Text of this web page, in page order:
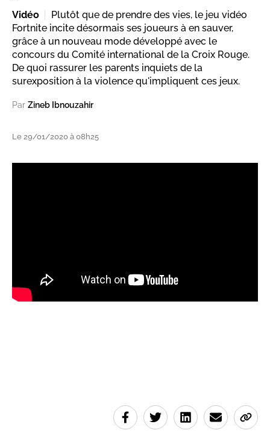
Vidéo
Plutôt que de prendre des vies, le jeu vidéo
Fortnite incite désormais ses joueurs à en sauver,
grâce à un nouveau mode développé avec le
concours du Comité international de la Croix Rouge.
De quoi rassurer les parents inquiets de la
surexposition à la violence qu'impliquent ces jeux.
Par Zineb Ibnouzahir
Le 29/01/2020 à 08h25